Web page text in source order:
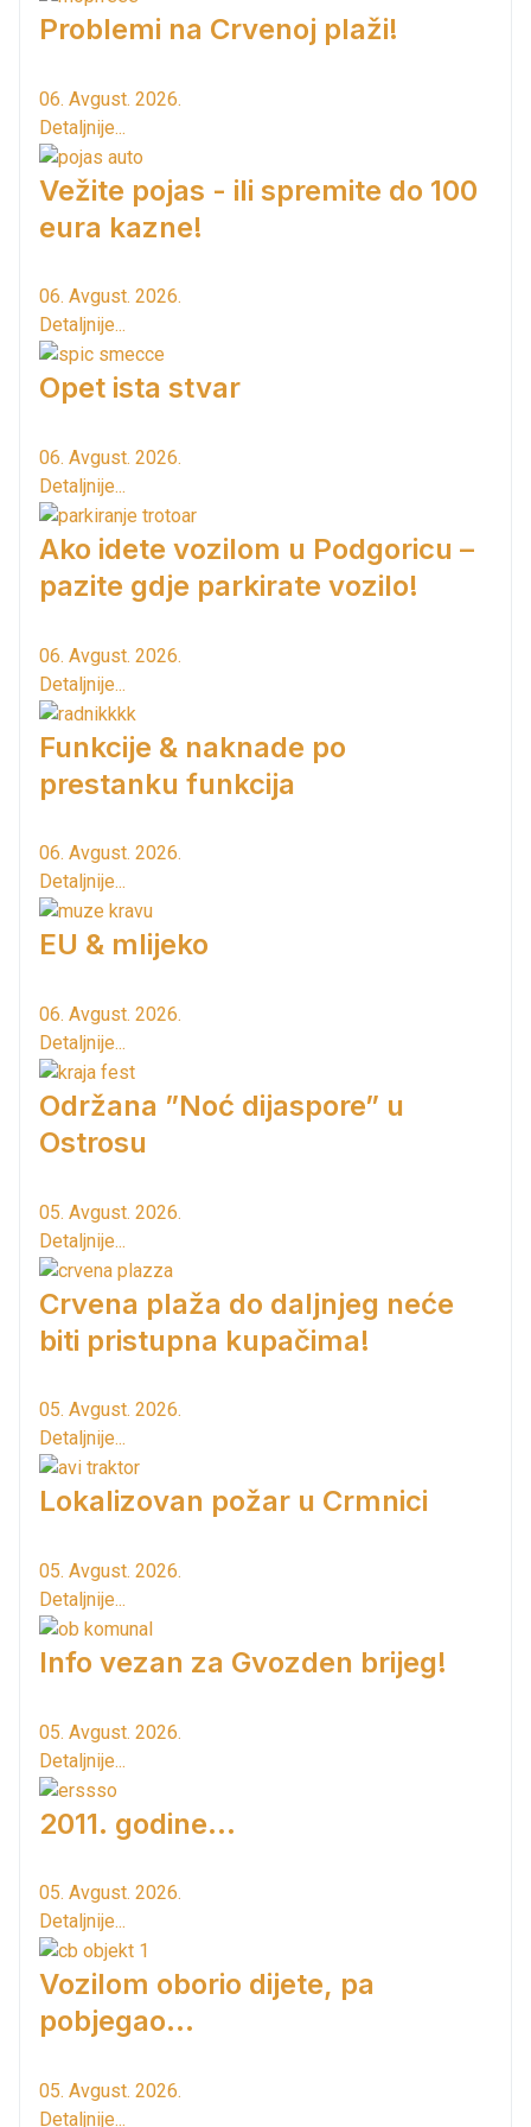
Problemi na Crvenoj plaži!
06. Avgust. 2026.
Detaljnije...
Vežite pojas - ili spremite do 100
eura kazne!
06. Avgust. 2026.
Detaljnije...
Opet ista stvar
06. Avgust. 2026.
Detaljnije...
Ako idete vozilom u Podgoricu –
pazite gdje parkirate vozilo!
06. Avgust. 2026.
Detaljnije...
Funkcije & naknade po
prestanku funkcija
06. Avgust. 2026.
Detaljnije...
EU & mlijeko
06. Avgust. 2026.
Detaljnije...
Održana ”Noć dijaspore” u
Ostrosu
05. Avgust. 2026.
Detaljnije...
Crvena plaža do daljnjeg neće
biti pristupna kupačima!
05. Avgust. 2026.
Detaljnije...
Lokalizovan požar u Crmnici
05. Avgust. 2026.
Detaljnije...
Info vezan za Gvozden brijeg!
05. Avgust. 2026.
Detaljnije...
2011. godine...
05. Avgust. 2026.
Detaljnije...
Vozilom oborio dijete, pa
pobjegao...
05. Avgust. 2026.
Detaljnije...